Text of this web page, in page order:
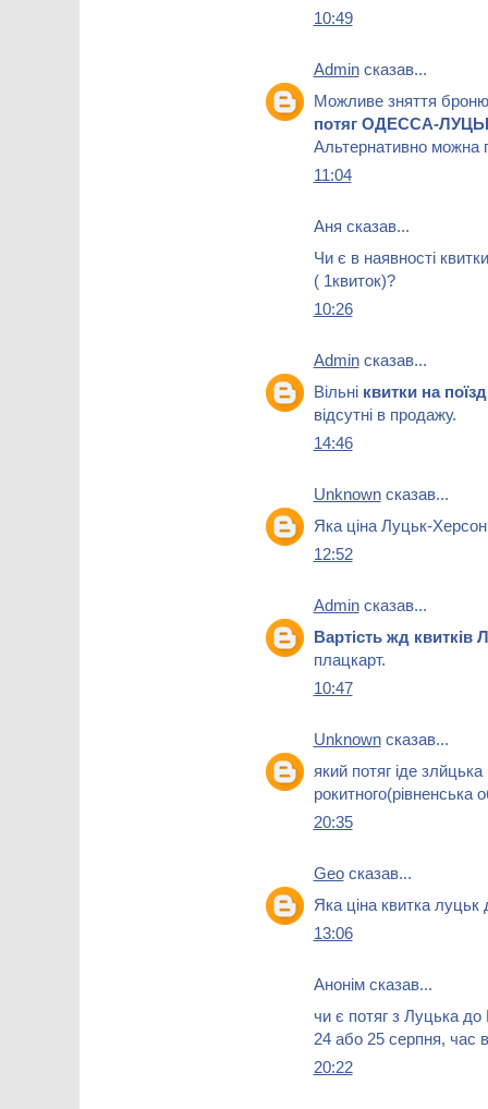
10:49
Adminсказав...
Можливе зняття
потяг ОДЕССА-
Альтернативно можна
11:04
Аня сказав...
Чи є в наявності
( 1квиток)?
10:26
Adminсказав...
Вільні квитки на
відсутні в продажу.
14:46
Unknownсказав...
Яка ціна Луцьк-
12:52
Adminсказав...
Вартість жд
плацкарт.
10:47
Unknownсказав...
який потяг іде
рокитного(рівненська
20:35
Geoсказав...
Яка ціна квитка луцьк
13:06
Анонім сказав...
чи є потяг з Луцька
24 або 25 серпня, час
20:22